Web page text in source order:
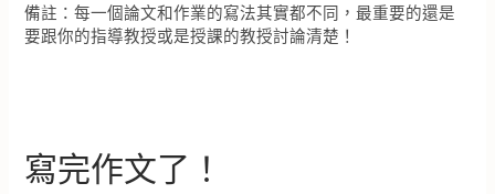
備註：每一個論文和作業的寫法其實都不同，最重要的還是
要跟你的指導教授或是授課的教授討論清楚！
寫完作文了！